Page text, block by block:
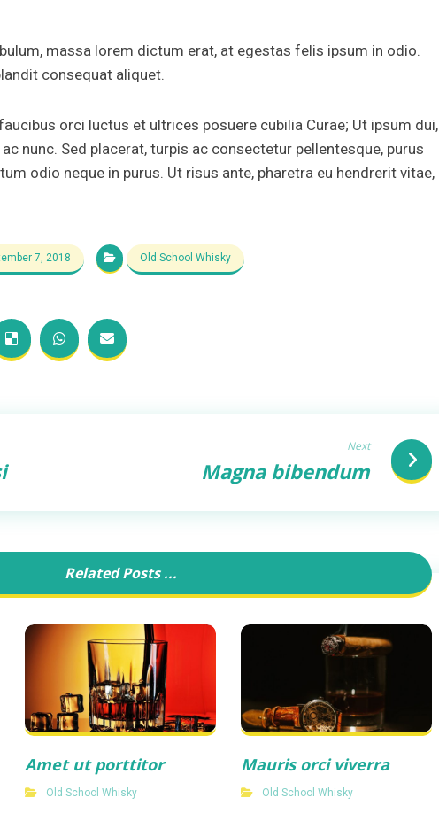
massa lorem dictum erat, at egestas felis ipsum in odio.
consequat aliquet.
orci luctus et ultrices posuere cubilia Curae; Ut ipsum dui,
nunc. Sed placerat, turpis ac consectetur pellentesque, purus
odio neque in purus. Ut risus ante, pharetra eu hendrerit vitae,
7, 2018 Old School Whisky
Next
Magna bibendum
Related Posts ...
Amet ut porttitor
Old School Whisky
Mauris orci viverra
Old School Whisky